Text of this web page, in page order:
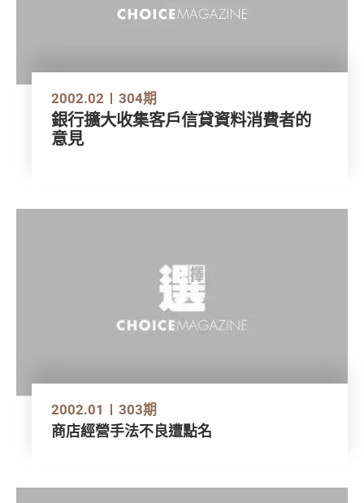
2002.02 304期
銀行擴大收集客戶信貸資料消費者的
意見
2002.01 303期
商店經營手法不良遭點名